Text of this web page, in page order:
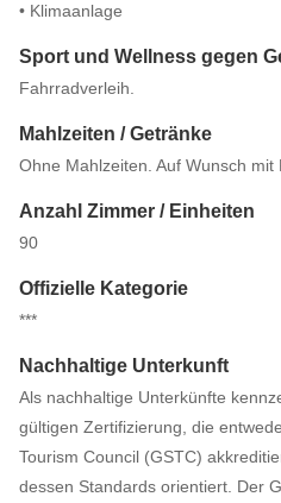
• Klimaanlage
Sport und Wellness gegen
Fahrradverleih.
Mahlzeiten / Getränke
Ohne Mahlzeiten. Auf Wunsch mit
Anzahl Zimmer / Einheiten
90
Offizielle Kategorie
***
Nachhaltige Unterkunft
Als nachhaltige Unterkünfte
gültigen Zertifizierung, die
Tourism Council (GSTC)
dessen Standards orientiert. Der